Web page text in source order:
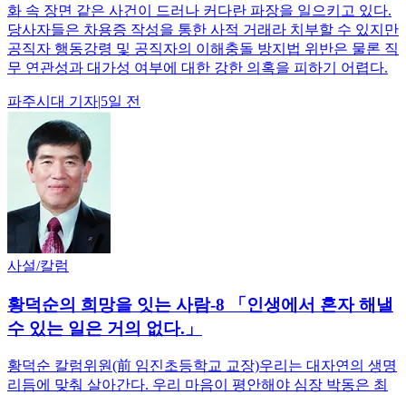
화 속 장면 같은 사건이 드러나 커다란 파장을 일으키고 있다.
당사자들은 차용증 작성을 통한 사적 거래라 치부할 수 있지만
공직자 행동강령 및 공직자의 이해충돌 방지법 위반은 물론 직
무 연관성과 대가성 여부에 대한 강한 의혹을 피하기 어렵다.
파주시대 기자|5일 전
사설/칼럼
황덕순의 희망을 잇는 사람-8 「인생에서 혼자 해낼
수 있는 일은 거의 없다.」
황덕순 칼럼위원(前 임진초등학교 교장)우리는 대자연의 생명
리듬에 맞춰 살아간다. 우리 마음이 평안해야 심장 박동은 최